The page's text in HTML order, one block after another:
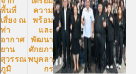
พื้นที่
เสี่ยง ณ
ท่า
อากาศ
ยาน
สุวรรณ
ภูมิ
ความ
พร้อม
และ
พัฒนา
ศักยภา
พบุคลา
กร